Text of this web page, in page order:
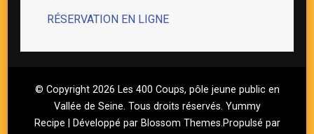
RÉSERVATION EN LIGNE
© Copyright 2026 Les 400 Coups, pôle jeune public en
Vallée de Seine . Tous droits réservés. Yummy
Recipe | Développé par Blossom Themes .Propulsé par